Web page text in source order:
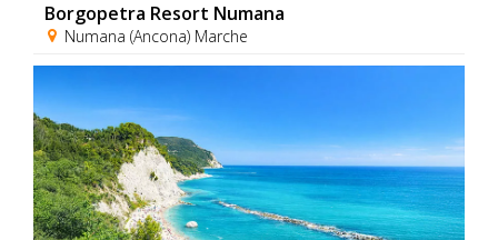
Borgopetra Resort Numana
Numana (Ancona) Marche